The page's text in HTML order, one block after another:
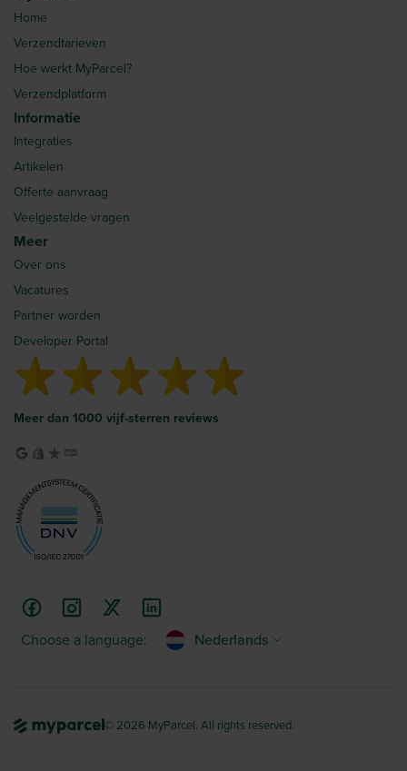
Home
Verzendtarieven
Hoe werkt MyParcel?
Verzendplatform
Informatie
Integraties
Artikelen
Offerte aanvraag
Veelgestelde vragen
Meer
Over ons
Vacatures
Partner worden
Developer Portal
Meer dan 1000 vijf-sterren reviews
Choose a language: Nederlands
© 2026 MyParcel. All rights reserved.